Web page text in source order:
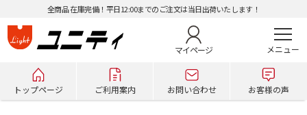
全商品 在庫完備！平日12:00までのご注文は当日出荷いたします！
マイページ
トップページ ご利用案内 お問い合わせ お客様の声